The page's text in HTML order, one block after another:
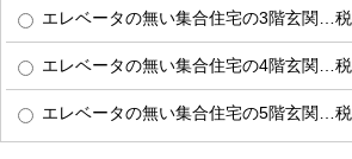
エレベータの無い集合住宅の3階玄関…
エレベータの無い集合住宅の4階玄関…
エレベータの無い集合住宅の5階玄関…